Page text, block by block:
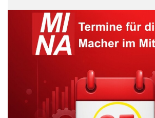
das Zauberwort“, sagt Gödiker,
geschäftsführende Gesellschafterin von